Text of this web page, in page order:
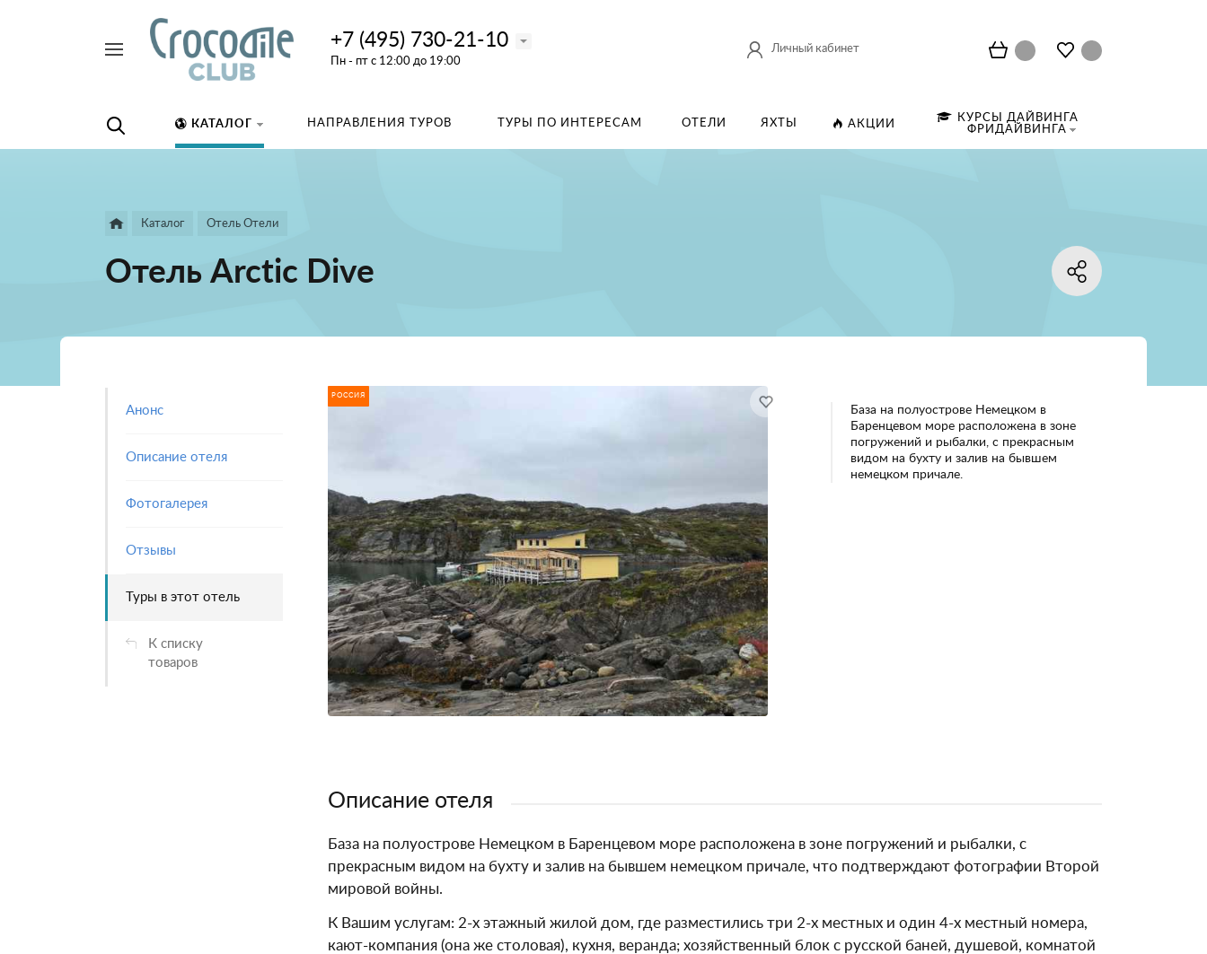
+7 (495) 730-21-10
Пн - пт с 12:00 до 19:00
Личный кабинет
КАТАЛОГ НАПРАВЛЕНИЯ ТУРОВ ТУРЫ ПО ИНТЕРЕСАМ ОТЕЛИ ЯХТЫ АКЦИИ
КУРСЫ ДАЙВИНГА
ФРИДАЙВИНГА
Каталог Отель Отели
Отель Arctic Dive
Анонс
Описание отеля
Фотогалерея
Отзывы
Туры в этот отель
К списку
товаров
РОССИЯ
База на полуострове Немецком в
Баренцевом море расположена в зоне
погружений и рыбалки, с прекрасным
видом на бухту и залив на бывшем
немецком причале.
Описание отеля
База на полуострове Немецком в Баренцевом море расположена в зоне погружений и рыбалки, с
прекрасным видом на бухту и залив на бывшем немецком причале, что подтверждают фотографии Второй
мировой войны.
К Вашим услугам: 2-х этажный жилой дом, где разместились три 2-х местных и один 4-х местный номера,
кают-компания (она же столовая), кухня, веранда; хозяйственный блок с русской баней, душевой, комнатой